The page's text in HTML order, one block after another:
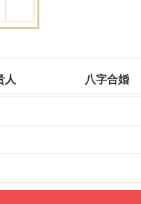
人 八字合婚